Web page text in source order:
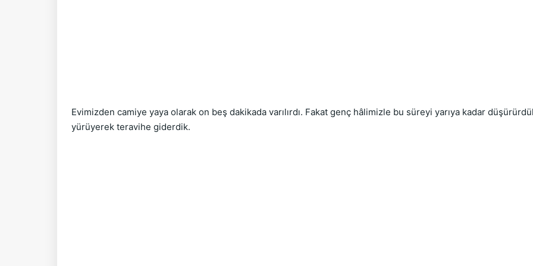
Evimizden camiye yaya olarak on beş dakikada varılırdı. Fakat genç hâlimizle bu süreyi yarıya kadar
yürüyerek teravihe giderdik.